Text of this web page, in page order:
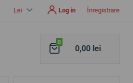
Lei Log in Înregistrare
0
0,00 lei